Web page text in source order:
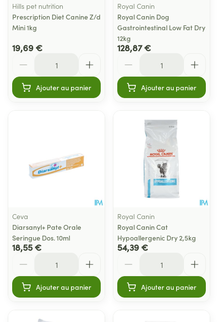
Hills pet nutrition
Prescription Diet Canine Z/d
Mini 1kg
19,69 €
Ajouter au panier
Royal Canin
Royal Canin Dog
Gastrointestinal Low Fat Dry
12kg
128,87 €
Ajouter au panier
Ceva
Diarsanyl+ Pate Orale
Seringue Dos. 10ml
18,55 €
Ajouter au panier
Royal Canin
Royal Canin Cat
Hypoallergenic Dry 2,5kg
54,39 €
Ajouter au panier